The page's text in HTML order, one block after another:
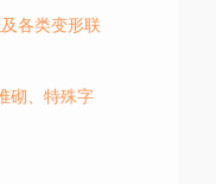
各类变形联
砌、特殊字